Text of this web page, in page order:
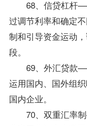
68、信贷杠杆——
过调节利率和确定
制和引导资金运动
段。
69、外汇贷款——
运用国内、国外组
国内企业。
70、双重汇率制